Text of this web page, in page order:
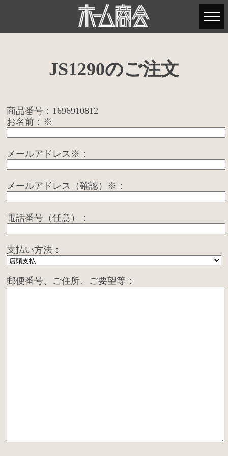
JS1290のご注文
商品番号：1696910812
お名前：※
メールアドレス※：
メールアドレス（確認）※：
電話番号（任意）：
支払い方法：
郵便番号、ご住所、ご要望等：